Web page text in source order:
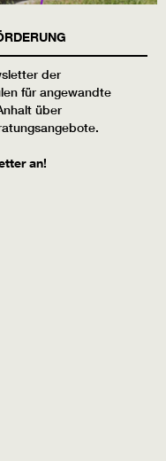
der
für angewandte
über
an!